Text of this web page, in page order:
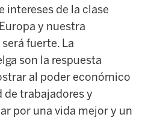
intereses de la clase
y nuestra
fuerte. La
son la respuesta
al poder económico
trabajadores y
por una vida mejor y un